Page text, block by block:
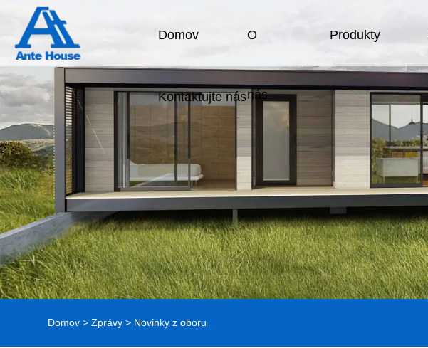
Domov O
nás
Produkty
Kontaktujte nás
Domov > Zprávy > Novinky z oboru